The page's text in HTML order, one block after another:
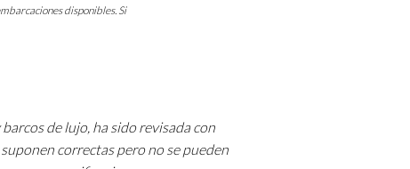
disponibles. Si
de lujo, ha sido revisada con
correctas pero no se pueden